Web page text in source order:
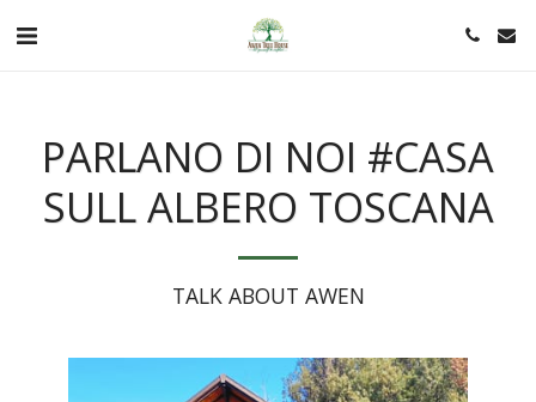
PARLANO DI NOI #CASA
SULL ALBERO TOSCANA
TALK ABOUT AWEN